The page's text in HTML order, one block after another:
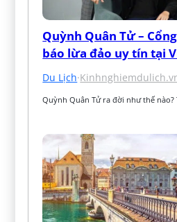
Quỳnh Quân Tử –
báo lừa đảo uy tín tại
Du Lịch·
Quỳnh Quân Tử ra đời như thế